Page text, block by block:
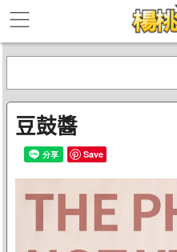
豆鼓醬
Save